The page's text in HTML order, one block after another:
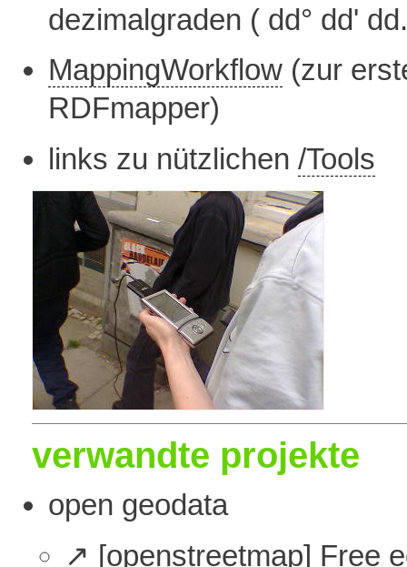
dezimalgraden ( dd° dd'
MappingWorkflow(zur
RDFmapper)
links zu nützlichen /Tools
verwandte projekte
open geodata
[openstreetmap] Free